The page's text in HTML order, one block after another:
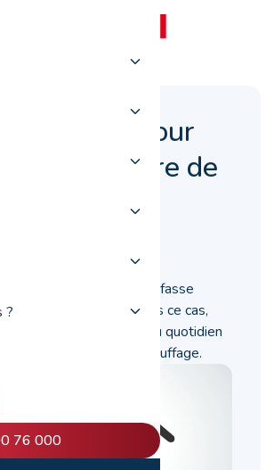
?
76 000
simples pour
votre facture de
cet hiver
que le froid de l’hiver ne fasse
de mazout ? Dans ce cas,
gestes simples à faire au quotidien
consommation de chauffage.